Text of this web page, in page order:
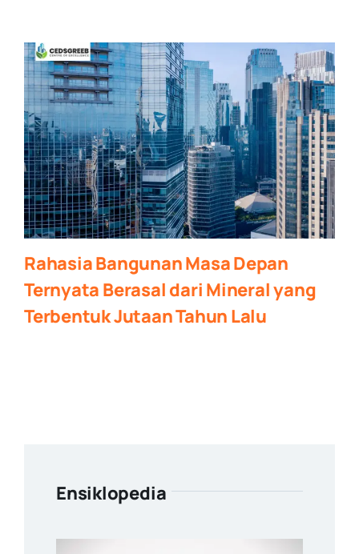
Rahasia Bangunan Masa Depan
Ternyata Berasal dari Mineral yang
Terbentuk Jutaan Tahun Lalu
Ensiklopedia